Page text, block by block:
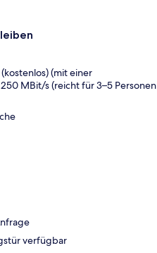
(mit einer
MBit/s (reicht für 3–5 Personen
verfügbar